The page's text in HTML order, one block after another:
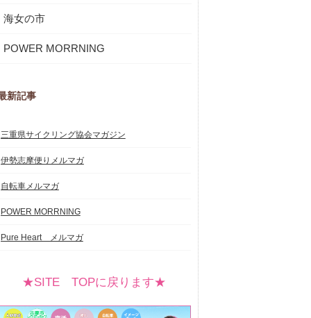
海女の市
POWER MORRNING
新記事
三重県サイクリング協会マガジン
伊勢志摩便りメルマガ
自転車メルマガ
POWER MORRNING
Pure Heart メルマガ
★SITE TOPに戻ります★